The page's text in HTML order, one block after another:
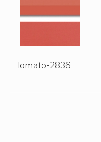
Tomato-2836